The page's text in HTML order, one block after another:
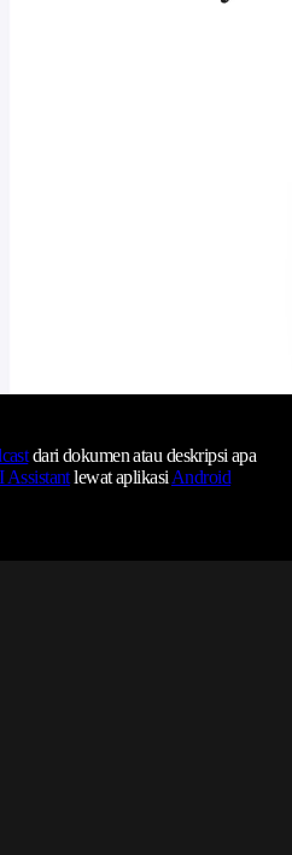
dari dokumen atau deskripsi apa
Assistantlewat aplikasiAndroid